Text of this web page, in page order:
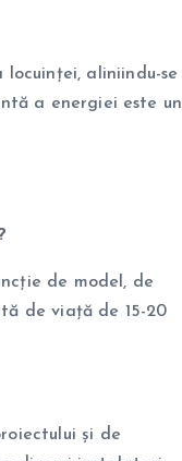
aliniindu-se
a energiei este un
de model, de
de viață de 15-20
și de